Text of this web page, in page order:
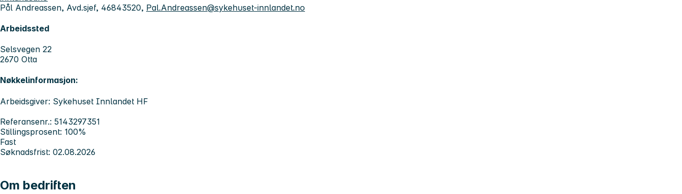
Pål Andreassen, Avd.sjef, 46843520, Pal.Andreassen@sykehuset-innlandet.no
Arbeidssted
Selsvegen 22
2670 Otta
Nøkkelinformasjon:
Arbeidsgiver: Sykehuset Innlandet HF
Referansenr.: 5143297351
Stillingsprosent: 100%
Fast
Søknadsfrist: 02.08.2026
Om bedriften